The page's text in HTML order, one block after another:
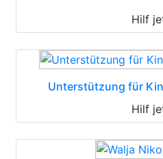
Hilf
Unterstützung für
Hilf